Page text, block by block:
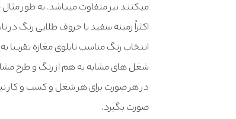
میکنند نیز متفاوت میباشد. به طور
اکثراً زمینه سفید با حروف طلایی رنگ در
انتخاب رنگ مناسب تابلوی مغازه
شغل های مشابه به هم از رنگ و طرح
در هر صورت برای هر شغل و کسب و کار
صورت بگیرد.